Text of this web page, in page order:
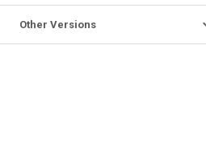
Other Versions